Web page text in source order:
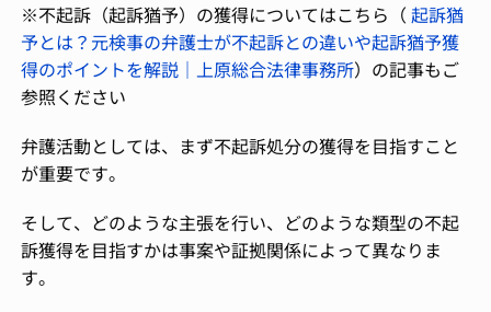
※不起訴（起訴猶予）の獲得についてはこちら（起訴猶
予とは？元検事の弁護士が不起訴との違いや起訴猶予獲
得のポイントを解説｜上原総合法律事務所）の記事もご
参照ください
弁護活動としては、まず不起訴処分の獲得を目指すこと
が重要です。
そして、どのような主張を行い、どのような類型の不起
訴獲得を目指すかは事案や証拠関係によって異なりま
す。